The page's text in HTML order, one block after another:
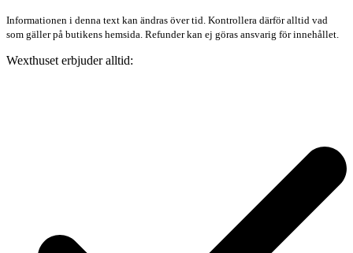
Informationen i denna text kan ändras över tid. Kontrollera därför alltid vad
som gäller på butikens hemsida. Refunder kan ej göras ansvarig för innehållet.
Wexthuset erbjuder alltid: